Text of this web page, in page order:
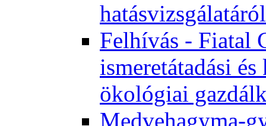
hatásvizsgálatáról
Felhívás - Fiatal
ismeretátadási
ökológiai
Medvehagyma-